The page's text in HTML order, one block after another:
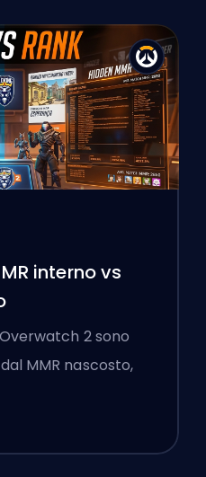
interno vs
2 sono
MMR nascosto,